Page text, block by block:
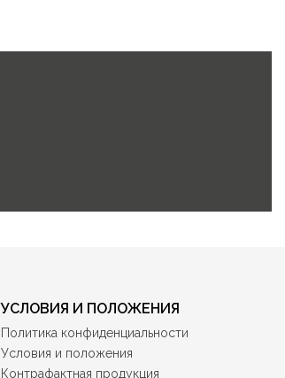
УСЛОВИЯ И ПОЛОЖЕНИЯ
Политика конфиденциальности
Условия и положения
Контрафактная продукция